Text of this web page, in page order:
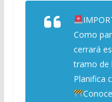
Como
cerrará
tramo de
Planifica